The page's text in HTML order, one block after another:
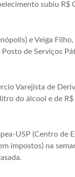
subiu R$
e Veiga
de Serviços
Varejista de
do álcool e de
USP (Centro de
impostos) na